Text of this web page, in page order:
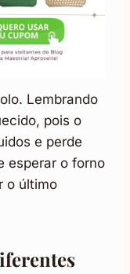
Lembrando
pois o
e perde
esperar o forno
o último